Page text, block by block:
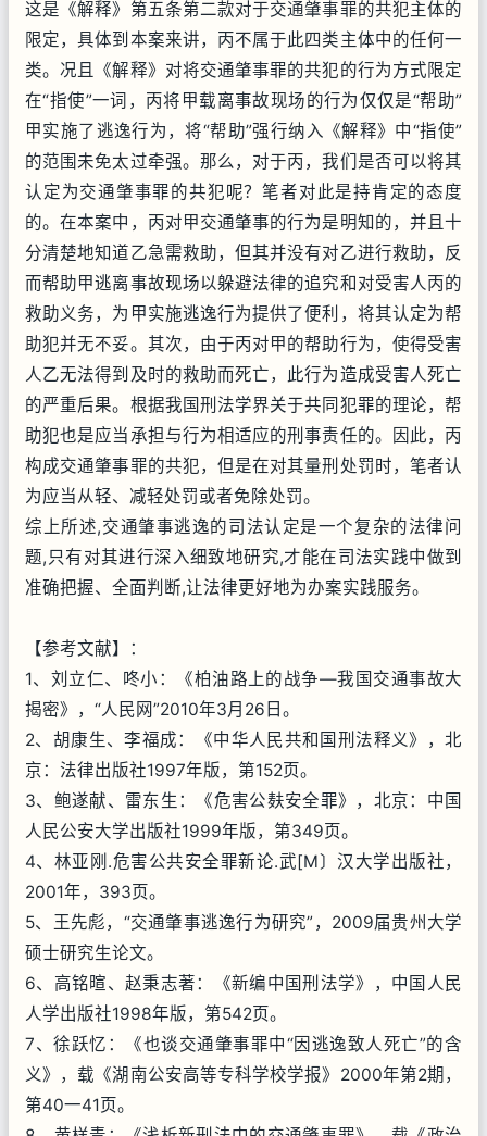
这是《解释》第五条第二款对于交通肇事罪的共犯主体的
限定，具体到本案来讲，丙不属于此四类主体中的任何一
类。况且《解释》对将交通肇事罪的共犯的行为方式限定
在“指使”一词，丙将甲载离事故现场的行为仅仅是“帮助”
甲实施了逃逸行为，将“帮助”强行纳入《解释》中“指使”
的范围未免太过牵强。那么，对于丙，我们是否可以将其
认定为交通肇事罪的共犯呢？笔者对此是持肯定的态度
的。在本案中，丙对甲交通肇事的行为是明知的，并且十
分清楚地知道乙急需救助，但其并没有对乙进行救助，反
而帮助甲逃离事故现场以躲避法律的追究和对受害人丙的
救助义务，为甲实施逃逸行为提供了便利，将其认定为帮
助犯并无不妥。其次，由于丙对甲的帮助行为，使得受害
人乙无法得到及时的救助而死亡，此行为造成受害人死亡
的严重后果。根据我国刑法学界关于共同犯罪的理论，帮
助犯也是应当承担与行为相适应的刑事责任的。因此，丙
构成交通肇事罪的共犯，但是在对其量刑处罚时，笔者认
为应当从轻、减轻处罚或者免除处罚。
综上所述,交通肇事逃逸的司法认定是一个复杂的法律问
题,只有对其进行深入细致地研究,才能在司法实践中做到
准确把握、全面判断,让法律更好地为办案实践服务。
【参考文献】：
1、刘立仁、咚小：《柏油路上的战争—我国交通事故大
揭密》，“人民网”2010年3月26日。
2、胡康生、李福成：《中华人民共和国刑法释义》，北
京：法律出版社1997年版，第152页。
3、鲍遂献、雷东生：《危害公麸安全罪》，北京：中国
人民公安大学出版社1999年版，第349页。
4、林亚刚.危害公共安全罪新论.武[M〕汉大学出版社，
2001年，393页。
5、王先彪，“交通肇事逃逸行为研究”，2009届贵州大学
硕士研究生论文。
6、高铭暄、赵秉志著：《新编中国刑法学》，中国人民
人学出版社1998年版，第542页。
7、徐跃忆：《也谈交通肇事罪中“因逃逸致人死亡”的含
义》，载《湖南公安高等专科学校学报》2000年第2期，
第40一41页。